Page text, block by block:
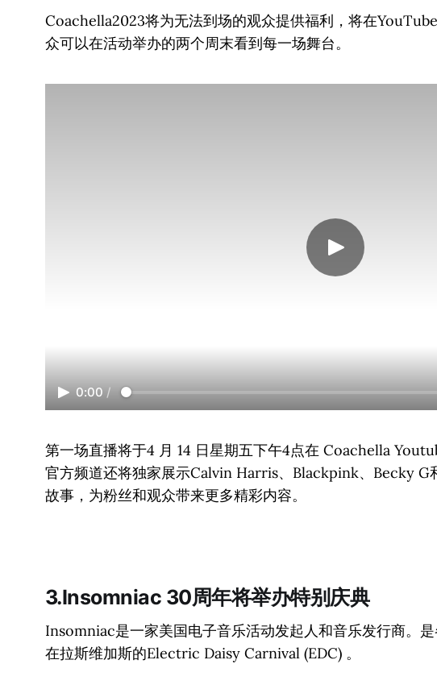
Coachella2023将为无法到场的观众提供福利，将在
众可以在活动举办的两个周末看到每一场舞台。
0:00 /
第一场直播将于4 月 14 日星期五下午4点在 Coachella
官方频道还将独家展示Calvin Harris、Blackpink、Becky G
故事，为粉丝和观众带来更多精彩内容。
3.Insomniac 30周年将举办特别庆典
Insomniac是一家美国电子音乐活动发起人和音乐发行商。
在拉斯维加斯的Electric Daisy Carnival (EDC) 。